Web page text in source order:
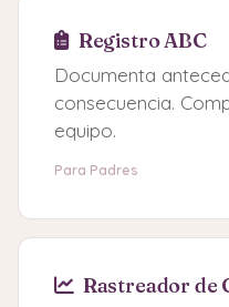
Registro ABC
Documenta
consecuencia.
equipo.
Para Padres
Rastreador de